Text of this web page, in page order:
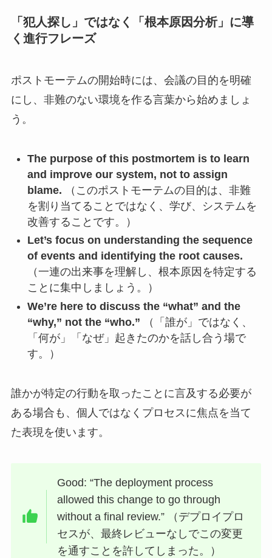
「犯人探し」ではなく「根本原因分析」に導
く進行フレーズ
ポストモーテムの開始時には、会議の目的を明確
にし、非難のない環境を作る言葉から始めましょ
う。
The purpose of this postmortem is to learn
and improve our system, not to assign
blame. （このポストモーテムの目的は、非難
を割り当てることではなく、学び、システムを
改善することです。）
Let’s focus on understanding the sequence
of events and identifying the root causes.
（一連の出来事を理解し、根本原因を特定する
ことに集中しましょう。）
We’re here to discuss the “what” and the
“why,” not the “who.” （「誰が」ではなく、
「何が」「なぜ」起きたのかを話し合う場で
す。）
誰かが特定の行動を取ったことに言及する必要が
ある場合も、個人ではなくプロセスに焦点を当て
た表現を使います。
Good: “The deployment process
allowed this change to go through
without a final review.” （デプロイプロ
セスが、最終レビューなしでこの変更
を通すことを許してしまった。）